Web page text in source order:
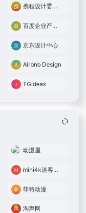
携程设计委员会
百度企业产品用户体验中心
京东设计中心
Airbnb Design
TGideas
动漫屋
mini4k迷客电影
菲特动漫
淘声网